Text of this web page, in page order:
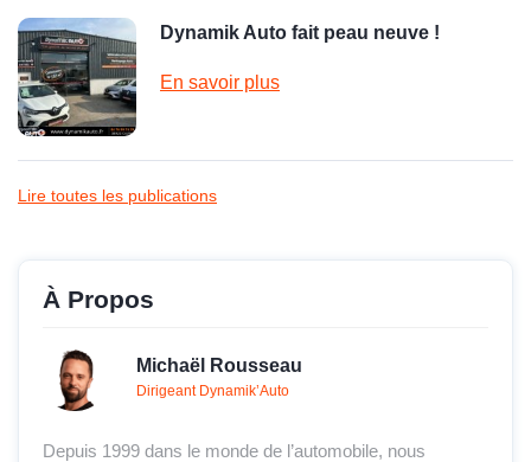
Dynamik Auto fait peau neuve !
En savoir plus
Lire toutes les publications
À Propos
Michaël Rousseau
Dirigeant Dynamik’Auto
Depuis 1999 dans le monde de l’automobile, nous